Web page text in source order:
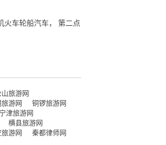
火车轮船汽车， 第二点
山旅游网
游网
铜锣旅游网
宁津旅游网
横县旅游网
游网
秦都律师网